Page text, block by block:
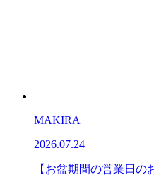
MAKIRA
2026.07.24
【お盆期間の営業日の